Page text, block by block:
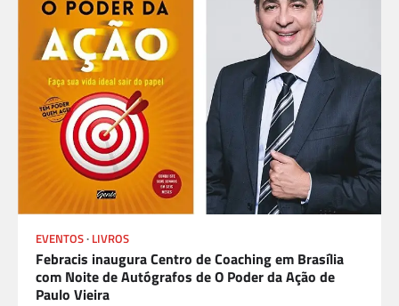
EVENTOS LIVROS
Febracis inaugura Centro de Coaching em Brasília
com Noite de Autógrafos de O Poder da Ação de
Paulo Vieira